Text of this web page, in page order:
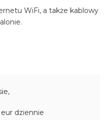
WiFi, a także kablowy
dziennie